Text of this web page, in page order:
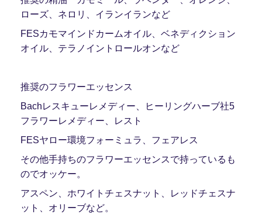
ローズ、ネロリ、イランイランなど
FESカモマインドカームオイル、ベネディクション
オイル、テラノイントロールオンなど
推奨のフラワーエッセンス
Bachレスキューレメディー、ヒーリングハーブ社5
フラワーレメディー、レスト
FESヤロー環境フォーミュラ、フェアレス
その他手持ちのフラワーエッセンスで持っているも
のでオッケー。
アスペン、ホワイトチェスナット、レッドチェスナ
ット、オリーブなど。